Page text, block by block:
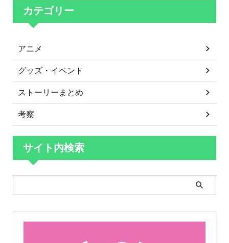
カテゴリー
アニメ
グッズ・イベント
ストーリーまとめ
考察
サイト内検索